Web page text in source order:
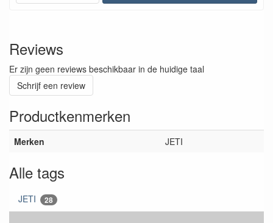
Reviews
Er zijn geen reviews beschikbaar in de huidige taal
Schrijf een review
Productkenmerken
Merken JETI
Alle tags
JETI 28